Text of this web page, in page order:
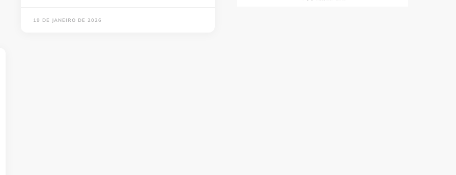
19 DE JANEIRO DE 2026